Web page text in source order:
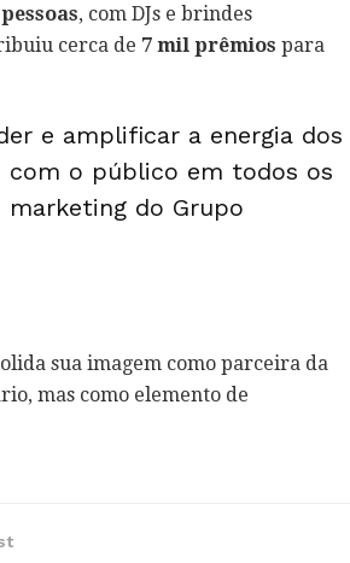
, com DJs e brindes
cerca de 7 mil prêmios para
e amplificar a energia dos
com o público em todos os
marketing do Grupo
sua imagem como parceira da
mas como elemento de